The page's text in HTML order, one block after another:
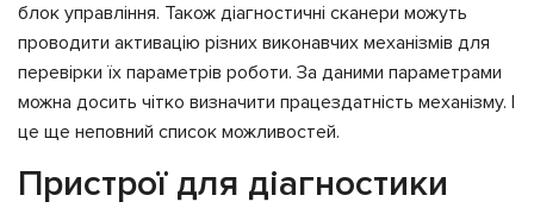
блок управління. Також діагностичні сканери можуть
проводити активацію різних виконавчих механізмів для
перевірки їх параметрів роботи. За даними параметрами
можна досить чітко визначити працездатність механізму. І
це ще неповний список можливостей.
Пристрої для діагностики